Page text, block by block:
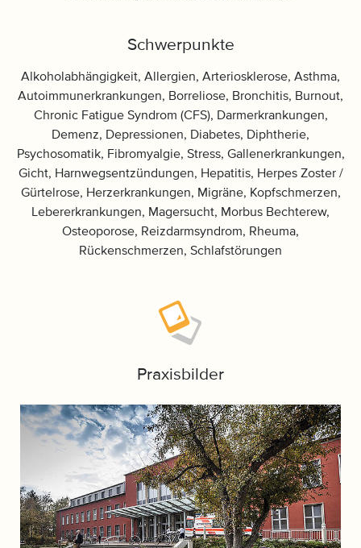
Schwerpunkte
Alkoholabhängigkeit, Allergien, Arteriosklerose, Asthma,
Autoimmunerkrankungen, Borreliose, Bronchitis, Burnout,
Chronic Fatigue Syndrom (CFS), Darmerkrankungen,
Demenz, Depressionen, Diabetes, Diphtherie,
Psychosomatik, Fibromyalgie, Stress, Gallenerkrankungen,
Gicht, Harnwegsentzündungen, Hepatitis, Herpes Zoster /
Gürtelrose, Herzerkrankungen, Migräne, Kopfschmerzen,
Lebererkrankungen, Magersucht, Morbus Bechterew,
Osteoporose, Reizdarmsyndrom, Rheuma,
Rückenschmerzen, Schlafstörungen
Praxisbilder